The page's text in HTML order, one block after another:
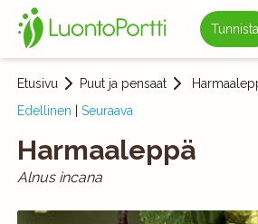
Etusivu Puut ja pensaat
Edellinen
Seuraava
Harmaaleppä
Alnus incana